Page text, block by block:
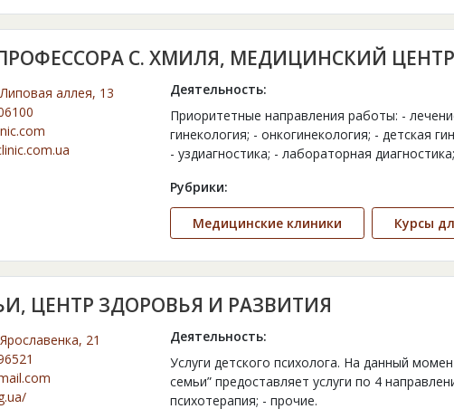
С. ХМИЛЯ, МЕДИЦИНСКИЙ ЦЕНТР
аллея, 13
Деятельность:
Приоритетные направления работы: -
гинекология; - онкогинекология; - детская
- уздиагностика; - лабораторная
Рубрики:
Медицинские клиники Курсы
ЦЕНТР ЗДОРОВЬЯ И РАЗВИТИЯ
21
Деятельность:
Услуги детского психолога. На данный
семьи” предоставляет услуги по 4
психотерапия; - прочие.